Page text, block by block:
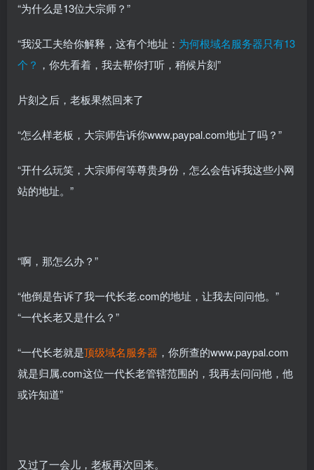
“为什么是13位大宗师？”
“我没工夫给你解释，这有个地址： 为何根域名服务器只有13
个？ ，你先看着，我去帮你打听，稍候片刻”
片刻之后，老板果然回来了
“怎么样老板，大宗师告诉你www.paypal.com地址了吗？”
“开什么玩笑，大宗师何等尊贵身份，怎么会告诉我这些小网
站的地址。”
“啊，那怎么办？”
“他倒是告诉了我一代长老.com的地址，让我去问问他。”
“一代长老又是什么？”
“一代长老就是顶级域名服务器 ，你所查的www.paypal.com
就是归属.com这位一代长老管辖范围的，我再去问问他，他
或许知道”
又过了一会儿，老板再次回来。